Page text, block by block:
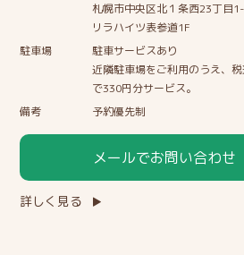
札幌市中央区北１条西23丁目
リラハイツ表参道1F
駐車場
駐車サービスあり
近隣駐車場をご利用のうえ、
で330円分サービス。
備考
予約優先制
メールでお問い合わせ
詳しく見る